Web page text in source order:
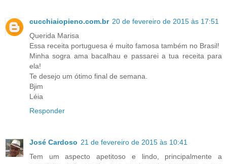
cucchiaiopieno.com.br 20 de fevereiro de 2015 às 17:51
Querida Marisa
Essa receita portuguesa é muito famosa também no Brasil!
Minha sogra ama bacalhau e passarei a tua receita para
ela!
Te desejo um ótimo final de semana.
Bjim
Léia
Responder
José Cardoso 21 de fevereiro de 2015 às 10:41
Tem um aspecto apetitoso e lindo, principalmente a